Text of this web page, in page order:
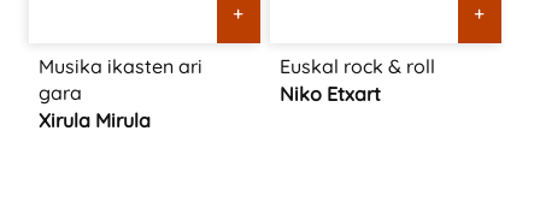
+
Musika ikasten ari
gara
Xirula Mirula
+
Euskal rock & roll
Niko Etxart